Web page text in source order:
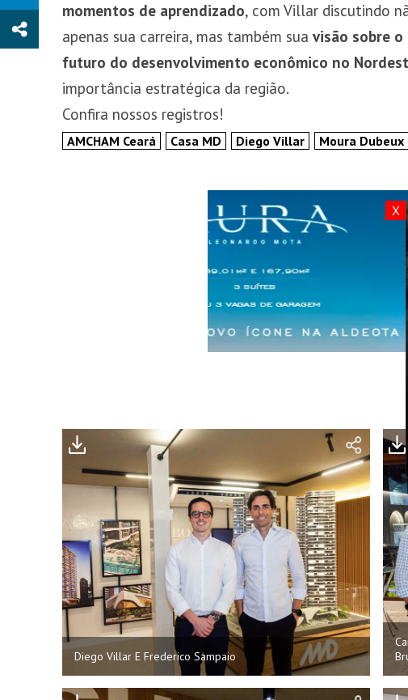
momentos de aprendizado, com Villar discutindo
apenas sua carreira, mas também sua visão sobre o
futuro do desenvolvimento econômico no
importância estratégica da região.
Confira nossos registros!
AMCHAM Ceará Casa MD Diego Villar Moura Dubeux
Diego Villar E Frederico Sampaio
X